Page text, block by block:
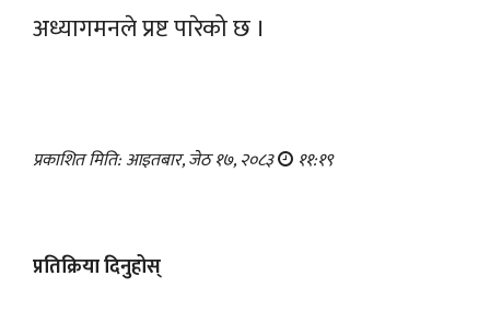
अध्यागमनले प्रष्ट पारेको छ ।
प्रकाशित मिति: आइतबार, जेठ १७, २०८३ ११:१९
प्रतिक्रिया दिनुहोस्